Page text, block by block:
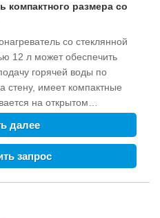
компактного размера со
со стеклянной
12 л может обеспечить
горячей воды по
стену, имеет компактные
на открытом
защита от сбоя
защита от перегрева
семьи. Газовый
размера со стеклянной
далее
запрос